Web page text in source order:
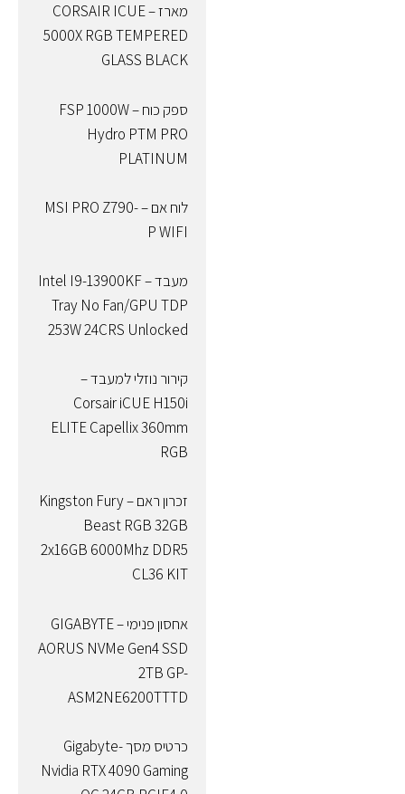
מארז – CORSAIR ICUE
5000X RGB TEMPERED
GLASS BLACK
ספק כוח – FSP 1000W
Hydro PTM PRO
PLATINUM
לוח אם – MSI PRO Z790-
P WIFI
מעבד – Intel I9-13900KF
Tray No Fan/GPU TDP
253W 24CRS Unlocked
קירור נוזלי למעבד –
Corsair iCUE H150i
ELITE Capellix 360mm
RGB
זכרון ראם – Kingston Fury
Beast RGB 32GB
2x16GB 6000Mhz DDR5
CL36 KIT
אחסון פנימי – GIGABYTE
AORUS NVMe Gen4 SSD
2TB GP-
ASM2NE6200TTTD
כרטיס מסך -Gigabyte
Nvidia RTX 4090 Gaming